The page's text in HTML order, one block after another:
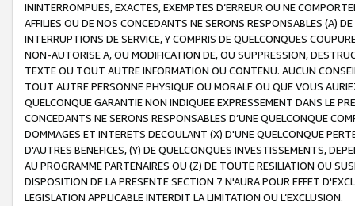
ININTERROMPUES, EXACTES, EXEMPTES D’ERREUR OU NE
AFFILIES OU DE NOS CONCEDANTS NE SERONS RESPONSABLES (A)
INTERRUPTIONS DE SERVICE, Y COMPRIS DE QUELCONQUES
NON-AUTORISE A, OU MODIFICATION DE, OU SUPPRESSION,
TEXTE OU TOUT AUTRE INFORMATION OU CONTENU. AUCUN
TOUT AUTRE PERSONNE PHYSIQUE OU MORALE OU QUE VOUS
QUELCONQUE GARANTIE NON INDIQUEE EXPRESSEMENT DANS LE
CONCEDANTS NE SERONS RESPONSABLES D’UNE QUELCONQUE
DOMMAGES ET INTERETS DECOULANT (X) D'UNE QUELCONQUE
D'AUTRES BENEFICES, (Y) DE QUELCONQUES INVESTISSEMENTS,
AU PROGRAMME PARTENAIRES OU (Z) DE TOUTE RESILIATION OU
DISPOSITION DE LA PRESENTE SECTION 7 N'AURA POUR EFFET
LEGISLATION APPLICABLE INTERDIT LA LIMITATION OU L’EXCLUSION.